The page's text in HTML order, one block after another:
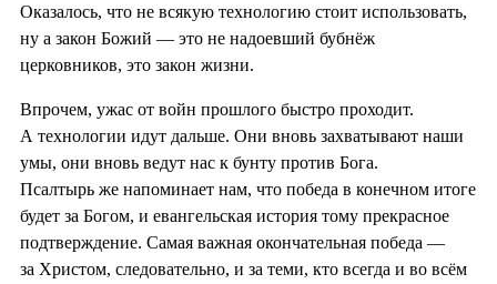
Оказалось, что не всякую технологию стоит использовать,
ну а закон Божий — это не надоевший бубнёж
церковников, это закон жизни.
Впрочем, ужас от войн прошлого быстро проходит.
А технологии идут дальше. Они вновь захватывают наши
умы, они вновь ведут нас к бунту против Бога.
Псалтырь же напоминает нам, что победа в конечном итоге
будет за Богом, и евангельская история тому прекрасное
подтверждение. Самая важная окончательная победа —
за Христом, следовательно, и за теми, кто всегда и во всём